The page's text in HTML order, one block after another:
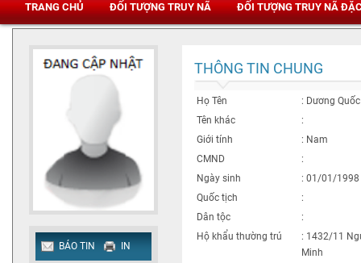
TRANG CHỦ ĐỐI TƯỢNG TRUY NÃ ĐỐI TƯỢNG TRUY NÃ
BÁO TIN IN
THÔNG TIN CHUNG
Họ Tên
: Dương
Tên khác
:
Giới tính
: Nam
CMND
:
Ngày sinh
: 01/01/1998
Quốc tịch
:
Dân tộc
:
Hộ khẩu thường trú
: 1432/11
Minh